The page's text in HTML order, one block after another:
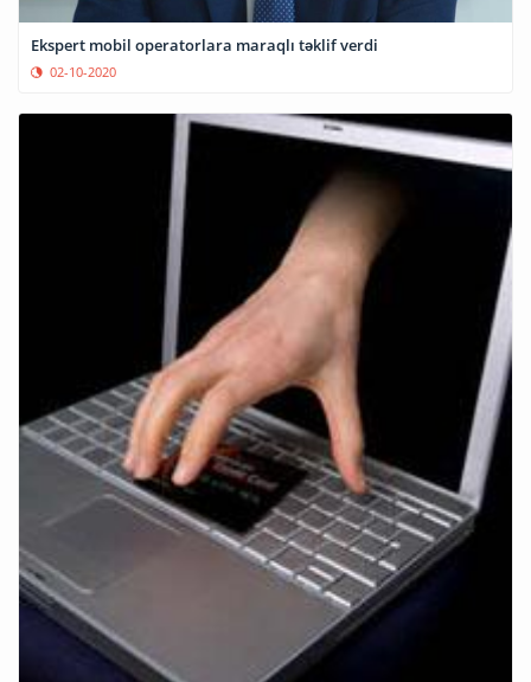
Ekspert mobil operatorlara maraqlı təklif verdi
02-10-2020